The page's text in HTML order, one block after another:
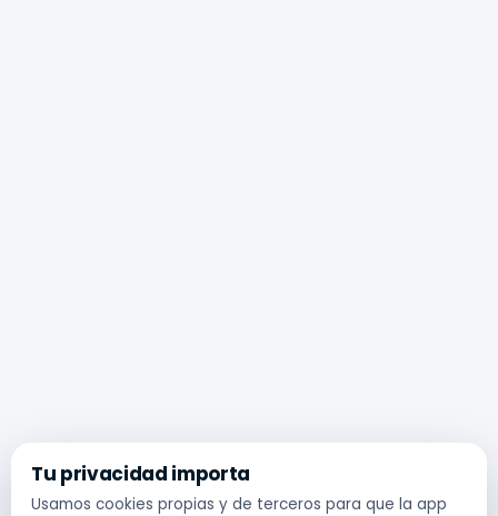
Tu privacidad importa
Usamos cookies propias y de terceros para que la app